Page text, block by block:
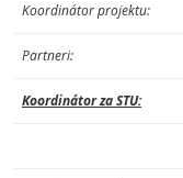
Koordinátor projektu:
Partneri:
Koordinátor za STU: